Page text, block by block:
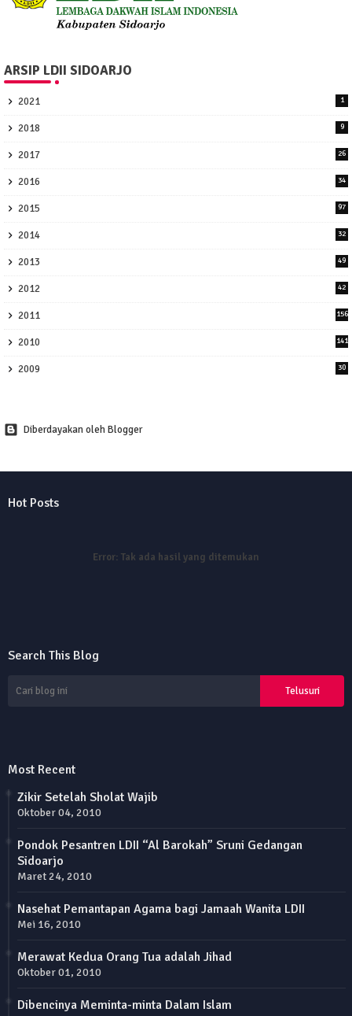
ARSIP LDII SIDOARJO
2021 1
2018 9
2017 26
2016 34
2015 97
2014 32
2013 49
2012 42
2011 156
2010 141
2009 30
Diberdayakan oleh Blogger
Hot Posts
Error: Tak ada hasil yang ditemukan
Search This Blog
Most Recent
Zikir Setelah Sholat Wajib
Oktober 04, 2010
Pondok Pesantren LDII “Al Barokah” Sruni Gedangan
Sidoarjo
Maret 24, 2010
Nasehat Pemantapan Agama bagi Jamaah Wanita LDII
Mei 16, 2010
Merawat Kedua Orang Tua adalah Jihad
Oktober 01, 2010
Dibencinya Meminta-minta Dalam Islam